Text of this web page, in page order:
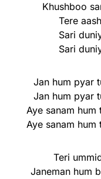
Khushboo
Tere
Sari
Sari
Jan hum pyar
Jan hum pyar
Aye sanam
Aye sanam
Teri
Janeman hum